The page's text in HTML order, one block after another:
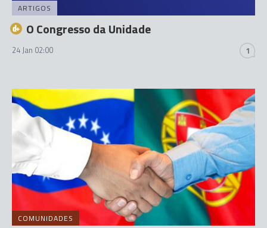
ARTIGOS
O Congresso da Unidade
24 Jan 02:00 1
COMUNIDADES